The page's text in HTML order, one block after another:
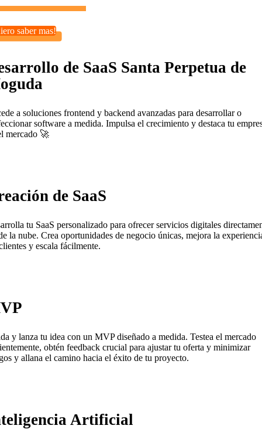
saber mas!
de SaaS Santa Perpetua de
a soluciones frontend y backend avanzadas para desarrollar o
software a medida. Impulsa el crecimiento y destaca tu
mercado 🚀
de SaaS
tu SaaS personalizado para ofrecer servicios digitales
la nube. Crea oportunidades de negocio únicas, mejora la
y escala fácilmente.
y lanza tu idea con un MVP diseñado a medida. Testea el mercado
obtén feedback crucial para ajustar tu oferta y minimizar
y allana el camino hacia el éxito de tu proyecto.
Artificial